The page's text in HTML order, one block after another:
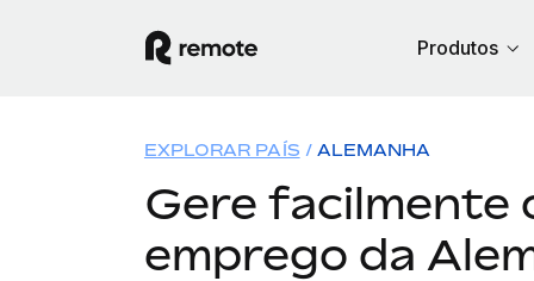
Produtos
EXPLORAR PAÍS ALEMANHA
Gere facilmente
emprego da